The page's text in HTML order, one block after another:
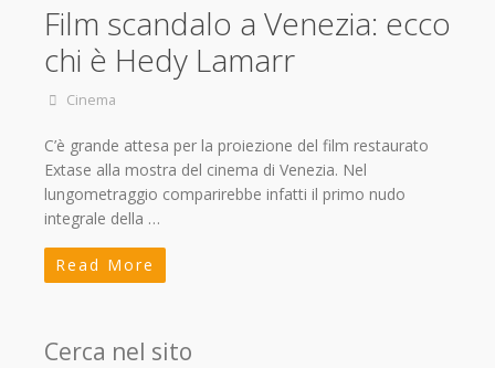
Film scandalo a Venezia: ecco
chi è Hedy Lamarr
Cinema
C’è grande attesa per la proiezione del film restaurato
Extase alla mostra del cinema di Venezia. Nel
lungometraggio comparirebbe infatti il primo nudo
integrale della …
Read More
Cerca nel sito